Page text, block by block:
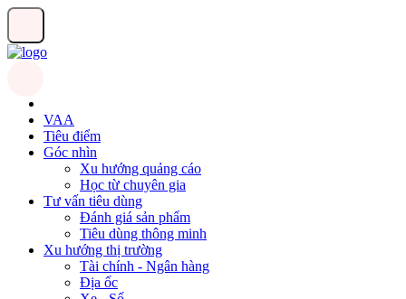
VAA
Tiêu điểm
Góc nhìn
Xu hướng quảng cáo
Học từ chuyên gia
Tư vấn tiêu dùng
Đánh giá sản phẩm
Tiêu dùng thông minh
Xu hướng thị trường
Tài chính - Ngân hàng
Địa ốc